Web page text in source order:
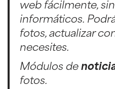
web fácilmente,
informáticos.
fotos, actualizar
necesites.
Módulos de
fotos.